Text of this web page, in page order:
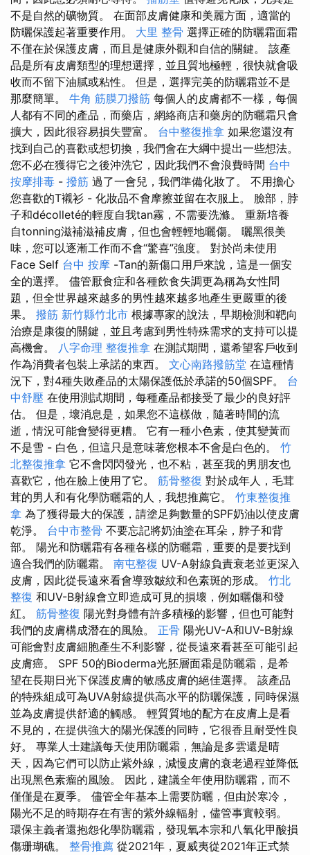
不是自然的礦物質。 在面部皮膚健康和美麗方面，適當的
防曬保護起著重要作用。 大里 整骨 選擇正確的防曬霜面霜
不僅在於保護皮膚，而且是健康外觀和自信的關鍵。 該產
品是所有皮膚類型的理想選擇，並且質地極輕，很快就會吸
收而不留下油膩或粘性。 但是，選擇完美的防曬霜並不是
那麼簡單。 牛角 筋膜刀撥筋 每個人的皮膚都不一樣，每個
人都有不同的產品，而藥店，網絡商店和藥房的防曬霜只會
擴大，因此很容易損失豐富。 台中整復推拿 如果您還沒有
找到自己的喜歡或想切換，我們會在大綱中提出一些想法。
您不必在獲得它之後沖洗它，因此我們不會浪費時間 台中
按摩排毒 - 撥筋 過了一會兒，我們準備化妝了。 不用擔心
您喜歡的T襯衫 - 化妝品不會摩擦並留在衣服上。 臉部，脖
子和décolleté的輕度自我tan霧，不需要洗滌。 重新培養
自tonning滋補滋補皮膚，但也會輕輕地曬傷。 曬黑很美
味，您可以逐漸工作而不會“驚喜”強度。 對於尚未使用
Face Self 台中 按摩 -Tan的新傷口用戶來說，這是一個安
全的選擇。 儘管厭食症和各種飲食失調更為稱為女性問
題，但全世界越來越多的男性越來越多地產生更嚴重的後
果。 撥筋 新竹縣竹北市 根據專家的說法，早期檢測和靶向
治療是康復的關鍵，並且考慮到男性特殊需求的支持可以提
高機會。 八字命理 整復推拿 在測試期間，還希望客戶收到
作為消費者包裝上承諾的東西。 文心南路撥筋堂 在這種情
況下，對4種失敗產品的太陽保護低於承諾的50個SPF。 台
中舒壓 在使用測試期間，每種產品都接受了最少的良好評
估。 但是，壞消息是，如果您不這樣做，隨著時間的流
逝，情況可能會變得更糟。 它有一種小色素，使其變黃而
不是雪 - 白色，但這只是意味著您根本不會是白色的。 竹
北整復推拿 它不會閃閃發光，也不粘，甚至我的男朋友也
喜歡它，他在臉上使用了它。 筋骨整復 對於成年人，毛茸
茸的男人和有化學防曬霜的人，我想推薦它。 竹東整復推
拿 為了獲得最大的保護，請塗足夠數量的SPF奶油以使皮膚
乾淨。 台中市整骨 不要忘記將奶油塗在耳朵，脖子和背
部。 陽光和防曬霜有各種各樣的防曬霜，重要的是要找到
適合我們的防曬霜。 南屯整復 UV-A射線負責衰老並更深入
皮膚，因此從長遠來看會導致皺紋和色素斑的形成。 竹北
整復 和UV-B射線會立即造成可見的損壞，例如曬傷和發
紅。 筋骨整復 陽光對身體有許多積極的影響，但也可能對
我們的皮膚構成潛在的風險。 正骨 陽光UV-A和UV-B射線
可能會對皮膚細胞產生不利影響，從長遠來看甚至可能引起
皮膚癌。 SPF 50的Bioderma光胚層面霜是防曬霜，是希
望在長期日光下保護皮膚的敏感皮膚的絕佳選擇。 該產品
的特殊組成可為UVA射線提供高水平的防曬保護，同時保濕
並為皮膚提供舒適的觸感。 輕質質地的配方在皮膚上是看
不見的，在提供強大的陽光保護的同時，它很香且耐受性良
好。 專業人士建議每天使用防曬霜，無論是多雲還是晴
天，因為它們可以防止紫外線，減慢皮膚的衰老過程並降低
出現黑色素瘤的風險。 因此，建議全年使用防曬霜，而不
僅僅是在夏季。 儘管全年基本上需要防曬，但由於寒冷，
陽光不足的時期存在有害的紫外線輻射，儘管事實較弱。
環保主義者還抱怨化學防曬霜，發現氧本宗和八氧化甲酸損
傷珊瑚礁。 整骨推薦 從2021年，夏威夷從2021年正式禁